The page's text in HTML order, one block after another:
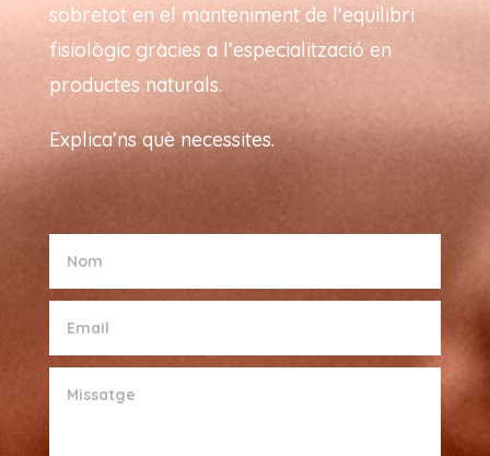
sobretot en el manteniment de l’equilibri
fisiològic gràcies a l’especialització en
productes naturals.
Explica’ns què necessites.